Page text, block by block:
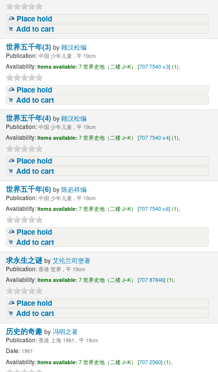
Place hold
Add to cart
世界五千年(3)by顾汉松编
Publication: 中国 少年儿童 , 平 19cm
Availability: Items available: 7 世界史地（二楼 J~K） [707 7540 v.3] (1),
Place hold
Add to cart
世界五千年(4)by顾汉松编
Publication: 中国 少年儿童 , 平 19cm
Availability: Items available: 7 世界史地（二楼 J~K） [707 7540 v.4] (1),
Place hold
Add to cart
世界五千年(6)by陈必祥编
Publication: 中国 少年儿童 , 平 19cm
Availability: Items available: 7 世界史地（二楼 J~K） [707 7540 v.6] (1),
Place hold
Add to cart
求永生之谜by艾伦兰司堡著
Publication: 香港 世界 , 平 19cm
Availability: Items available: 7 世界史地（二楼 J~K） [707 87846] (1),
Place hold
Add to cart
历史的奇趣by冯明之著
Publication: 香港 上海 1961 , 平 19cm
Date: 1961
Availability: Items available: 7 世界史地（二楼 J~K） [707 2560] (1),